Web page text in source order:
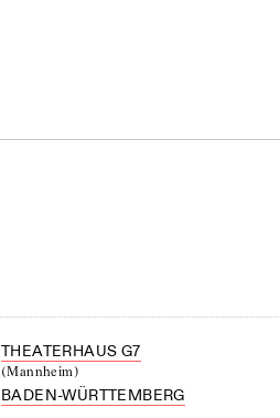
THEATERHAUS G7
(Mannheim)
BADEN-WÜRTTEMBERG